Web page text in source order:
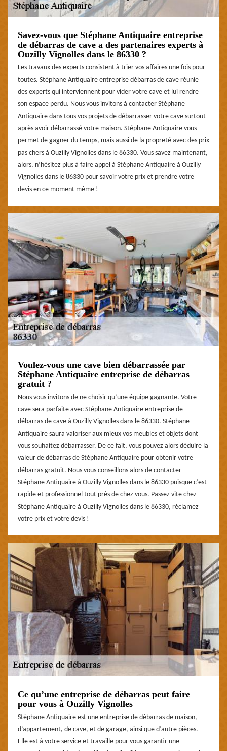
Savez-vous que Stéphane Antiquaire entreprise
de débarras de cave a des partenaires experts à
Ouzilly Vignolles dans le 86330 ?
Les travaux des experts consistent à trier vos affaires une fois pour
toutes. Stéphane Antiquaire entreprise débarras de cave réunie
des experts qui interviennent pour vider votre cave et lui rendre
son espace perdu. Nous vous invitons à contacter Stéphane
Antiquaire dans tous vos projets de débarrasser votre cave surtout
après avoir débarrassé votre maison. Stéphane Antiquaire vous
permet de gagner du temps, mais aussi de la propreté avec des prix
pas chers à Ouzilly Vignolles dans le 86330. Vous savez maintenant,
alors, n’hésitez plus à faire appel à Stéphane Antiquaire à Ouzilly
Vignolles dans le 86330 pour savoir votre prix et prendre votre
devis en ce moment même !
Voulez-vous une cave bien débarrassée par
Stéphane Antiquaire entreprise de débarras
gratuit ?
Nous vous invitons de ne choisir qu’une équipe gagnante. Votre
cave sera parfaite avec Stéphane Antiquaire entreprise de
débarras de cave à Ouzilly Vignolles dans le 86330. Stéphane
Antiquaire saura valoriser aux mieux vos meubles et objets dont
vous souhaitez débarrasser. De ce fait, vous pouvez alors déduire la
valeur de débarras de Stéphane Antiquaire pour obtenir votre
débarras gratuit. Nous vous conseillons alors de contacter
Stéphane Antiquaire à Ouzilly Vignolles dans le 86330 puisque c’est
rapide et professionnel tout près de chez vous. Passez vite chez
Stéphane Antiquaire à Ouzilly Vignolles dans le 86330, réclamez
votre prix et votre devis !
Ce qu’une entreprise de débarras peut faire
pour vous à Ouzilly Vignolles
Stéphane Antiquaire est une entreprise de débarras de maison,
d’appartement, de cave, et de garage, ainsi que d’autre pièces.
Elle est à votre service et travaille pour vous garantir une